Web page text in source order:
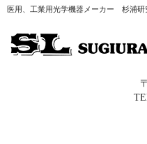
医用、工業用光学機器メーカー 杉浦研